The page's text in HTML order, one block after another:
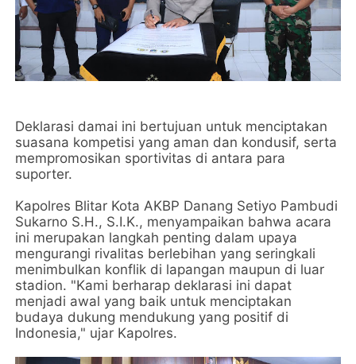
Deklarasi damai ini bertujuan untuk menciptakan
suasana kompetisi yang aman dan kondusif, serta
mempromosikan sportivitas di antara para
suporter.
Kapolres Blitar Kota AKBP Danang Setiyo Pambudi
Sukarno S.H., S.I.K., menyampaikan bahwa acara
ini merupakan langkah penting dalam upaya
mengurangi rivalitas berlebihan yang seringkali
menimbulkan konflik di lapangan maupun di luar
stadion. "Kami berharap deklarasi ini dapat
menjadi awal yang baik untuk menciptakan
budaya dukung mendukung yang positif di
Indonesia," ujar Kapolres.